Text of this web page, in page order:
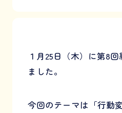
１月25日（木）に第8
ました。
今回のテーマは「行動変